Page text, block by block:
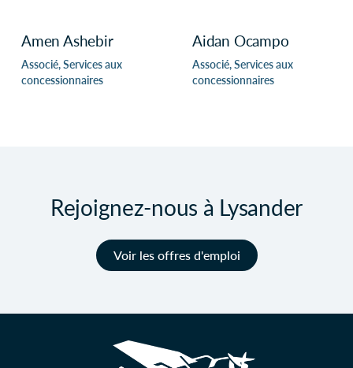
Amen Ashebir
Associé, Services aux
concessionnaires
Aidan Ocampo
Associé, Services aux
concessionnaires
Rejoignez-nous à Lysander
Voir les offres d'emploi